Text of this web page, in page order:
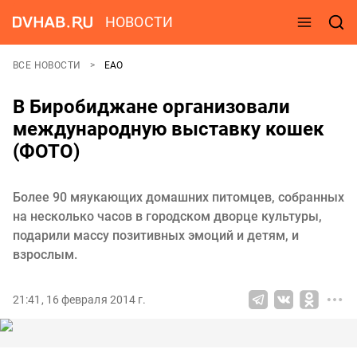
НОВОСТИ
ВСЕ НОВОСТИ ЕАО
В Биробиджане организовали
международную выставку кошек
(ФОТО)
Более 90 мяукающих домашних питомцев, собранных
на несколько часов в городском дворце культуры,
подарили массу позитивных эмоций и детям, и
взрослым.
21:41, 16 февраля 2014 г.